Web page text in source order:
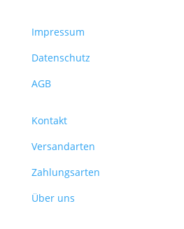
Impressum
Datenschutz
AGB
Kontakt
Versandarten
Zahlungsarten
Über uns